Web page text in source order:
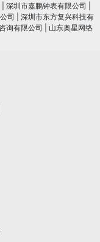
深圳市嘉鹏钟表有限公司
司
深圳市东方复兴科技有
询有限公司
山东奥星网络